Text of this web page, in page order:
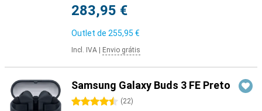
283,95 €
Outlet de 255,95 €
Incl. IVA Envio grátis
Samsung Galaxy Buds 3 FE Preto
4.5 estrelas (22)